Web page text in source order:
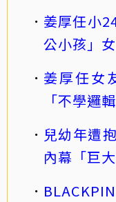
姜厚任小
公小孩」
姜厚任女
「不學邏
兒幼年遭
內幕「巨大